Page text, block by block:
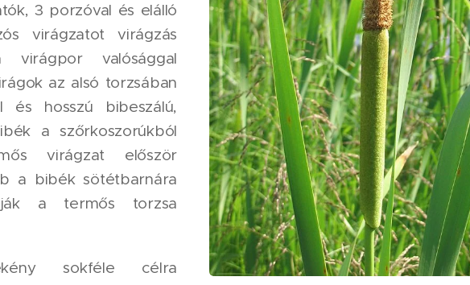
3 porzóval és elálló
virágzatot virágzás
virágpor valósággal
az alsó torzsában
és hosszú bibeszálú,
a szőrkoszorúkból
virágzat először
a bibék sötétbarnára
a termős torzsa
sokféle célra